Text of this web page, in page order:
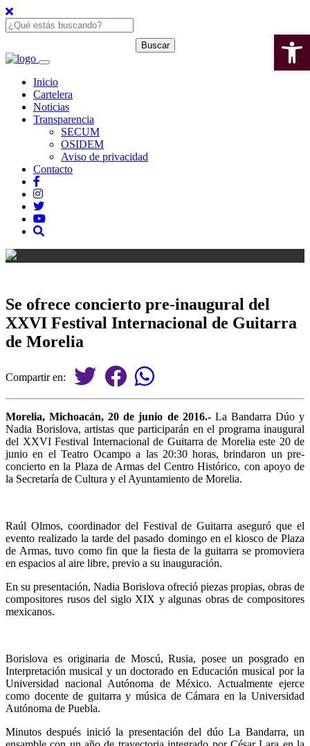
Inicio
Cartelera
Noticias
Transparencia
SECUM
OSIDEM
Aviso de privacidad
Contacto
Se ofrece concierto pre-inaugural del
XXVI Festival Internacional de Guitarra
de Morelia
Compartir en:
Morelia, Michoacán, 20 de junio de 2016.-La Bandarra Dúo y
Nadia Borislova, artistas que participarán en el programa inaugural
del XXVI Festival Internacional de Guitarra de Morelia este 20 de
junio en el Teatro Ocampo a las 20:30 horas, brindaron un pre-
concierto en la Plaza de Armas del Centro Histórico, con apoyo de
la Secretaría de Cultura y el Ayuntamiento de Morelia.
Raúl Olmos, coordinador del Festival de Guitarra aseguró que el
evento realizado la tarde del pasado domingo en el kiosco de Plaza
de Armas, tuvo como fin que la fiesta de la guitarra se promoviera
en espacios al aire libre, previo a su inauguración.
En su presentación, Nadia Borislova ofreció piezas propias, obras de
compositores rusos del siglo XIX y algunas obras de compositores
mexicanos.
Borislova es originaria de Moscú, Rusia, posee un posgrado en
Interpretación musical y un doctorado en Educación musical por la
Universidad nacional Autónoma de México. Actualmente ejerce
como docente de guitarra y música de Cámara en la Universidad
Autónoma de Puebla.
Minutos después inició la presentación del dúo La Bandarra, un